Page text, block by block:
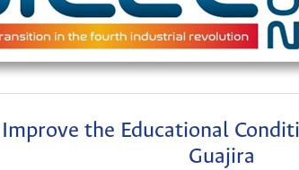
the Educational
Guajira